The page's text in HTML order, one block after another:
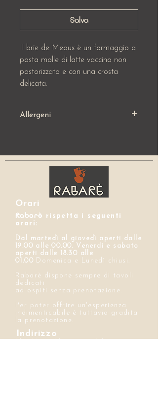
Salva
Il brie de Meaux è un formaggio a
pasta molle di latte vaccino non
pastorizzato e con una crosta
delicata.
Allergeni
Orari
Rabarè rispetta i seguenti
orari:
Dal martedì al giovedì aperti dalle
19.00 alle 00.00. Venerdì e sabato
aperti dalle 18.30 alle
01.00 Domenica e Lunedì chiusi.
Rabarè dispone sempre di tavoli
dedicati
ad ospiti senza prenotazione.
Per poter offrire un'esperienza
indimenticabile è tuttavia gradita
la prenotazione.
Indirizzo